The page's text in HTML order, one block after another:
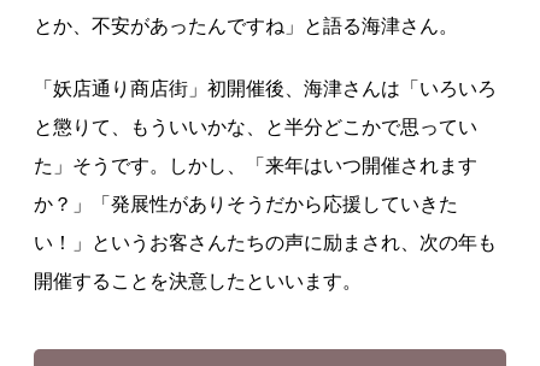
とか、不安があったんですね」と語る海津さん。
「妖店通り商店街」初開催後、海津さんは「いろいろ
と懲りて、もういいかな、と半分どこかで思ってい
た」そうです。しかし、「来年はいつ開催されます
か？」「発展性がありそうだから応援していきた
い！」というお客さんたちの声に励まされ、次の年も
開催することを決意したといいます。